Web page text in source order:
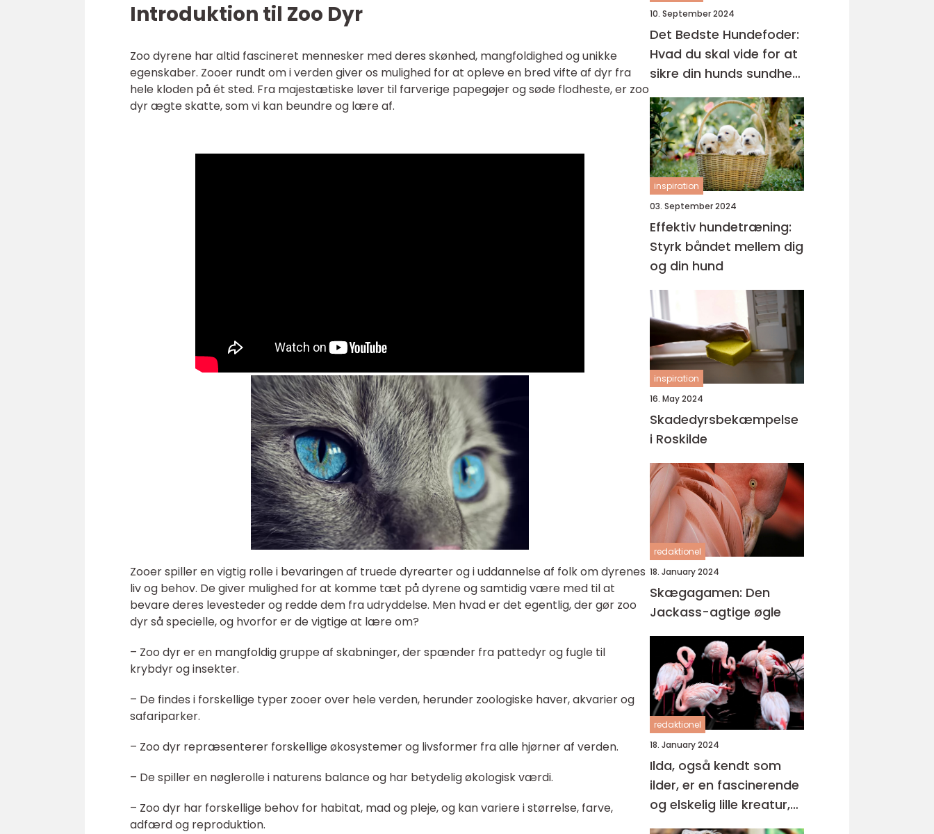
Introduktion til Zoo Dyr
Zoo dyrene har altid fascineret mennesker med deres skønhed, mangfoldighed og unikke
egenskaber. Zooer rundt om i verden giver os mulighed for at opleve en bred vifte af dyr fra
hele kloden på ét sted. Fra majestætiske løver til farverige papegøjer og søde flodheste, er zoo
dyr ægte skatte, som vi kan beundre og lære af.
Zooer spiller en vigtig rolle i bevaringen af truede dyrearter og i uddannelse af folk om dyrenes
liv og behov. De giver mulighed for at komme tæt på dyrene og samtidig være med til at
bevare deres levesteder og redde dem fra udryddelse. Men hvad er det egentlig, der gør zoo
dyr så specielle, og hvorfor er de vigtige at lære om?
– Zoo dyr er en mangfoldig gruppe af skabninger, der spænder fra pattedyr og fugle til
krybdyr og insekter.
– De findes i forskellige typer zooer over hele verden, herunder zoologiske haver, akvarier og
safariparker.
– Zoo dyr repræsenterer forskellige økosystemer og livsformer fra alle hjørner af verden.
– De spiller en nøglerolle i naturens balance og har betydelig økologisk værdi.
– Zoo dyr har forskellige behov for habitat, mad og pleje, og kan variere i størrelse, farve,
adfærd og reproduktion.
10. September 2024
Det Bedste Hundefoder:
Hvad du skal vide for at
sikre din hunds sundhed
og trivsel
inspiration
03. September 2024
Effektiv hundetræning:
Styrk båndet mellem dig
og din hund
inspiration
16. May 2024
Skadedyrsbekæmpelse
i Roskilde
redaktionel
18. January 2024
Skægagamen: Den
Jackass-agtige øgle
redaktionel
18. January 2024
Ilda, også kendt som
ilder, er en fascinerende
og elskelig lille kreatur,
der tilhører